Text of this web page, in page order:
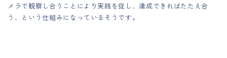
メラで観察し合うことにより実践を促し、達成できればたたえ合
う、という仕組みになっているそうです。